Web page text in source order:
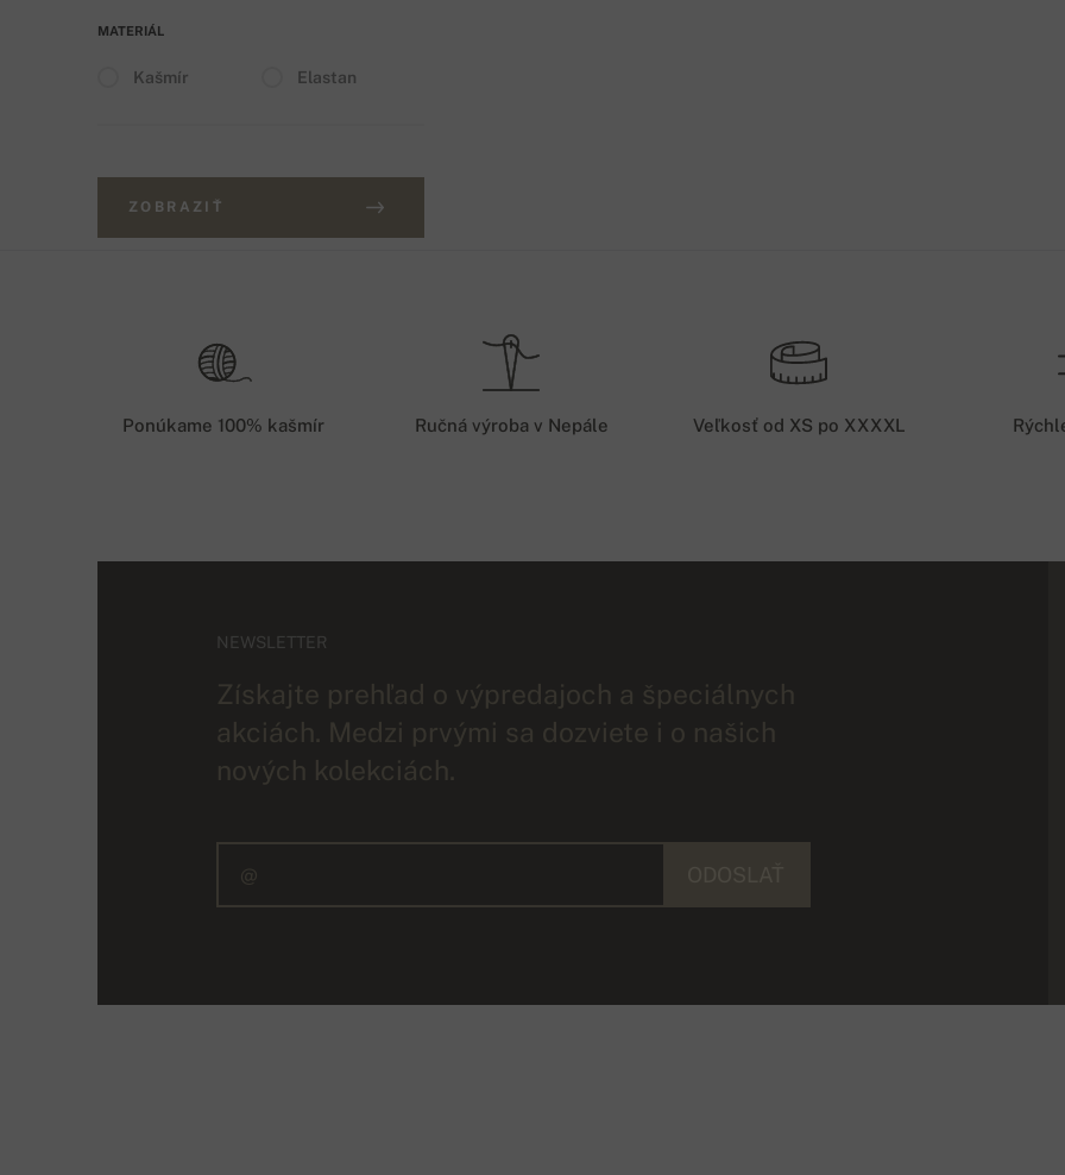
MATERIÁL
Kašmír Elastan
ZOBRAZIŤ
Ponúkame 100% kašmír Ručná výroba v Nepále Veľkosť od XS po XXXXL
NEWSLETTER
Získajte prehľad o výpredajoch a špeciálnych
akciách. Medzi prvými sa dozviete i o našich
nových kolekciách.